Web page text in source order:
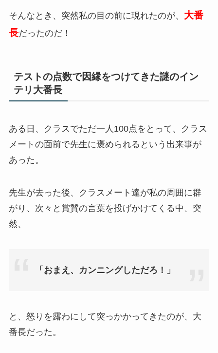
そんなとき、突然私の目の前に現れたのが、 大番
長だったのだ！
テストの点数で因縁をつけてきた謎のイン
テリ大番長
ある日、クラスでただ一人100点をとって、クラス
メートの面前で先生に褒められるという出来事が
あった。
先生が去った後、クラスメート達が私の周囲に群
がり、次々と賞賛の言葉を投げかけてくる中、突
然、
「おまえ、カンニングしただろ！」
と、怒りを露わにして突っかかってきたのが、大
番長だった。